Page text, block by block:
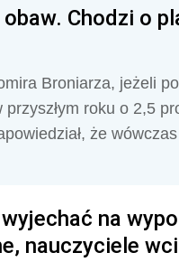
Chodzi o
Broniarza, jeżeli
roku o 2,5
że
na
nauczyciele